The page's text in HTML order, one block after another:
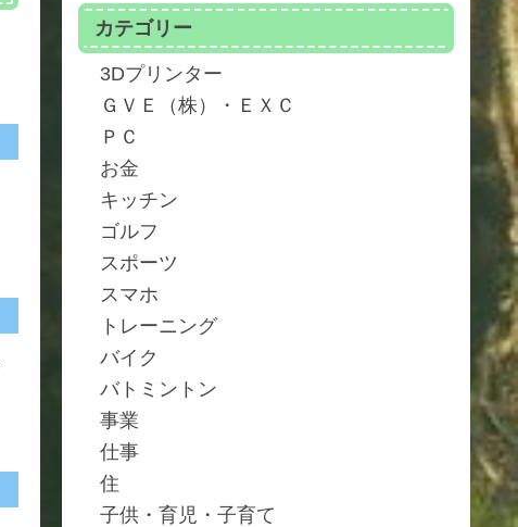
カテゴリー
3Dプリンター
ＧＶＥ（株）・ＥＸＣ
ＰＣ
お金
キッチン
ゴルフ
スポーツ
スマホ
トレーニング
バイク
バトミントン
事業
仕事
住
子供・育児・子育て